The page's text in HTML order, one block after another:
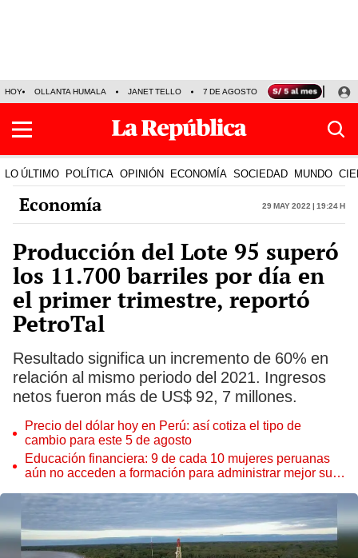
HOY OLLANTA HUMALA JANET TELLO 7 DE AGOSTO TINKA RESULTADOS
LO ÚLTIMO POLÍTICA OPINIÓN ECONOMÍA SOCIEDAD MUNDO
Economía 29 May 2022 | 19:24 h
Producción del Lote 95 superó
los 11.700 barriles por día en
el primer trimestre, reportó
PetroTal
Resultado significa un incremento de 60% en
relación al mismo periodo del 2021. Ingresos
netos fueron más de US$ 92, 7 millones.
Precio del dólar hoy en Perú: así cotiza el tipo de
cambio para este 5 de agosto
Educación financiera: 9 de cada 10 mujeres peruanas
aún no acceden a formación para administrar mejor su